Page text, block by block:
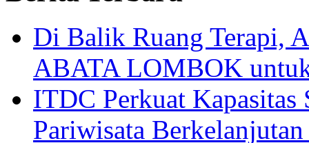
Di Balik Ruang Terapi,
ABATA LOMBOK
ITDC Perkuat
Pariwisata